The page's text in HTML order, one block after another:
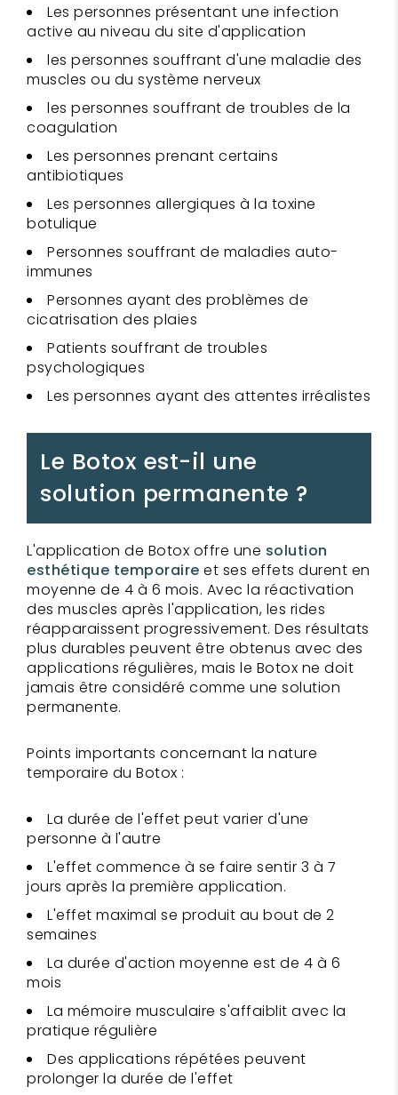
Les personnes présentant une infection
active au niveau du site d'application
les personnes souffrant d'une maladie des
muscles ou du système nerveux
les personnes souffrant de troubles de la
coagulation
Les personnes prenant certains
antibiotiques
Les personnes allergiques à la toxine
botulique
Personnes souffrant de maladies auto-
immunes
Personnes ayant des problèmes de
cicatrisation des plaies
Patients souffrant de troubles
psychologiques
Les personnes ayant des attentes irréalistes
Le Botox est-il une
solution permanente ?
L'application de Botox offre une solution
esthétique temporaire et ses effets durent en
moyenne de 4 à 6 mois. Avec la réactivation
des muscles après l'application, les rides
réapparaissent progressivement. Des résultats
plus durables peuvent être obtenus avec des
applications régulières, mais le Botox ne doit
jamais être considéré comme une solution
permanente.
Points importants concernant la nature
temporaire du Botox :
La durée de l'effet peut varier d'une
personne à l'autre
L'effet commence à se faire sentir 3 à 7
jours après la première application.
L'effet maximal se produit au bout de 2
semaines
La durée d'action moyenne est de 4 à 6
mois
La mémoire musculaire s'affaiblit avec la
pratique régulière
Des applications répétées peuvent
prolonger la durée de l'effet